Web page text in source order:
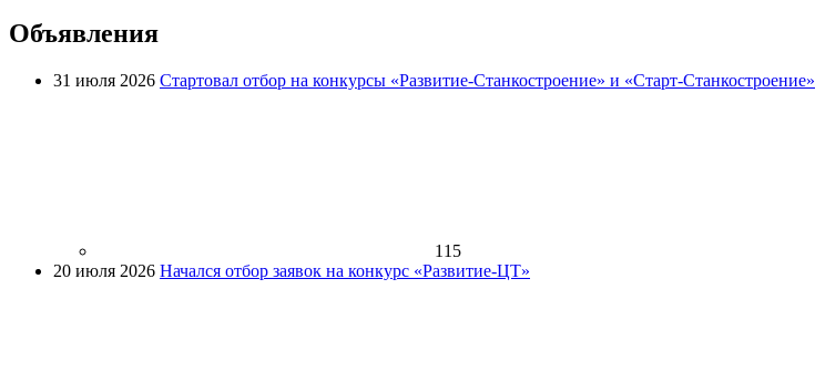
Объявления
31 июля 2026 Стартовал отбор на конкурсы «Развитие-Станкостроение» и «Старт-Станкостроение»
115
20 июля 2026 Начался отбор заявок на конкурс «Развитие-ЦТ»